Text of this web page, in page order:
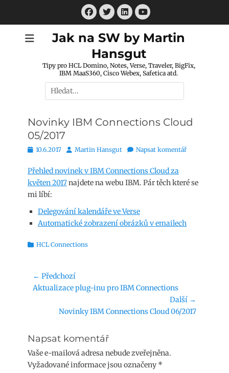
Facebook
Twitter
LinkedIn
Youtube
Jak na SW by Martin
Hansgut
Tipy pro HCL Domino, Notes, Verse, Traveler, BigFix,
IBM MaaS360, Cisco Webex, Safetica atd.
Hledat:
Novinky IBM Connections Cloud
05/2017
Publikováno
10.6.2017 AutorMartin Hansgut Napsat komentář
Přehled novinek v IBM Connections Cloud za
květen 2017najdete na webu IBM. Pár těch které se
mi líbí:
Delegování kalendáře ve Verse
Automatické zobrazení obrázků v emailech
Rubriky
HCL Connections
Navigace
pro
← Předchozí
Předchozí
Aktualizace plug-inu pro IBM Connections
Další →
NásledujícíNovinky IBM Connections Cloud 06/2017
Napsat komentář
Vaše e-mailová adresa nebude zveřejněna.
Vyžadované informace jsou označeny *